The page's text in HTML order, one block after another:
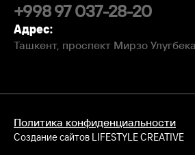
+998 97 037-28-20
Адрес:
Ташкент, проспект Мирзо
Политика конфиденциальности
Создание сайтов LIFESTYLE CREATIVE